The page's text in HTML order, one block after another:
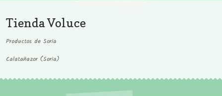
Tienda Voluce
Productos de Soria
Calatañazor (Soria)